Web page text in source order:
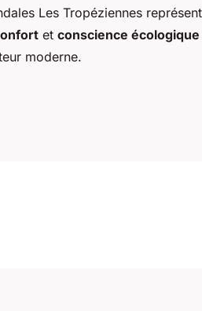
Les Tropéziennes
et conscience écologique
moderne.